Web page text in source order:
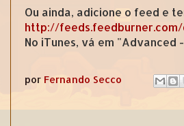
Ou ainda, adicione o feed e
http://
No iTunes, vá em "Advanced
por Fernando Secco